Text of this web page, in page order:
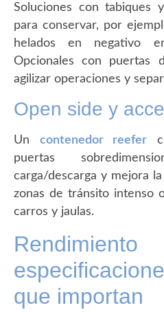
Soluciones con tabiques
para conservar, por
helados en negativo
Opcionales con puertas
agilizar operaciones y
Open side y
Un contenedor reefer
puertas
carga/descarga y mejora
zonas de tránsito intenso
carros y jaulas.
que importan